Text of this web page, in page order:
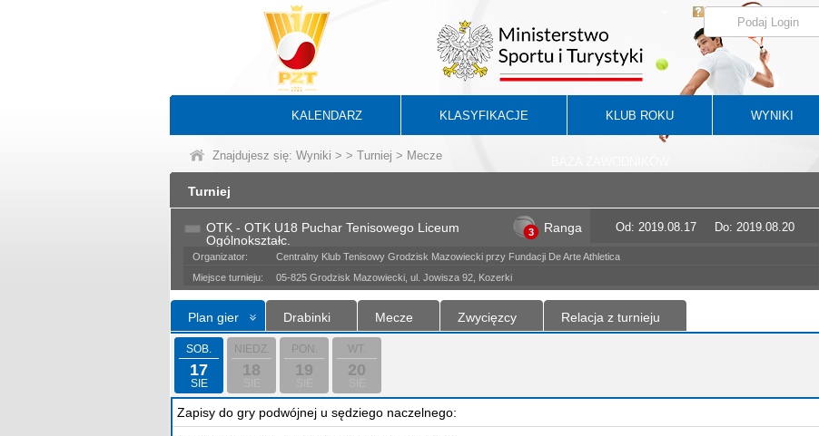
KALENDARZ KLASYFIKACJE KLUB ROKU WYNIKI
Znajdujesz się: Wyniki > > Turniej > Mecze
Turniej
OTK - OTK U18 Puchar Tenisowego Liceum
Ogólnokształc.
3 Ranga Od: 2019.08.17 Do: 2019.08.20
Organizator:
Centralny Klub Tenisowy Grodzisk Mazowiecki przy Fundacji De Arte Athletica
Miejsce turnieju:
05-825 Grodzisk Mazowiecki, ul. Jowisza 92, Kozerki
Plan gier Drabinki Mecze Zwycięzcy Relacja z turnieju
SOB.
17
SIE
NIEDZ.
18
PON.
19
WT.
20
Zapisy do gry podwójnej u sędziego naczelnego: